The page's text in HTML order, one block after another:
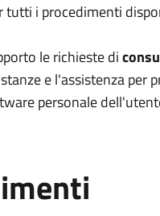
tutti i procedimenti
le richieste di
e l'assistenza per
personale